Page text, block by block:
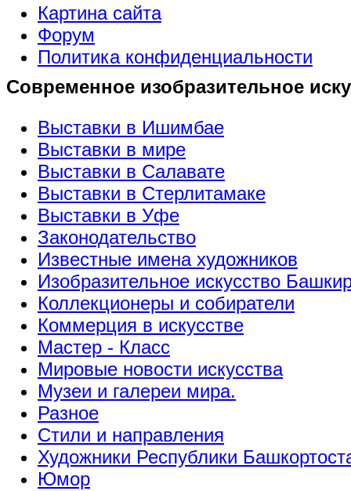
Картина сайта
Форум
Политика конфиденциальности
Современное изобразительное
Выставки в Ишимбае
Выставки в мире
Выставки в Салавате
Выставки в Стерлитамаке
Выставки в Уфе
Законодательство
Известные имена художников
Изобразительное искусство
Коллекционеры и собиратели
Коммерция в искусстве
Мастер - Класс
Мировые новости искусства
Музеи и галереи мира.
Разное
Стили и направления
Художники Республики
Юмор